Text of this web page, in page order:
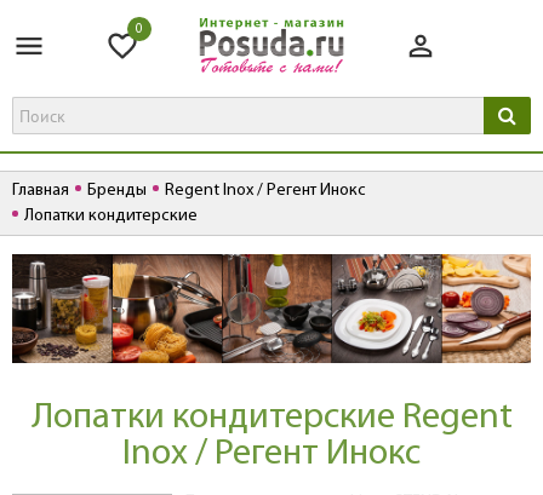
0
Главная Бренды
Regent Inox / Регент Инокс
Лопатки кондитерские
Лопатки кондитерские Regent
Inox / Регент Инокс